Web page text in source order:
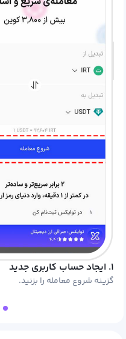
۱. ایجاد حساب کاربری جدید
گزینه شروع معامله را بزنید.